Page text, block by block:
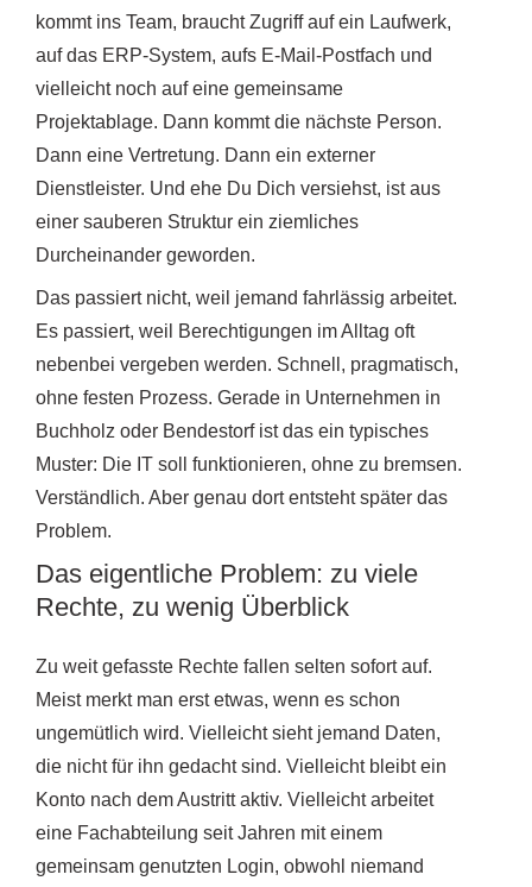
kommt ins Team, braucht Zugriff auf ein Laufwerk,
auf das ERP-System, aufs E-Mail-Postfach und
vielleicht noch auf eine gemeinsame
Projektablage. Dann kommt die nächste Person.
Dann eine Vertretung. Dann ein externer
Dienstleister. Und ehe Du Dich versiehst, ist aus
einer sauberen Struktur ein ziemliches
Durcheinander geworden.
Das passiert nicht, weil jemand fahrlässig arbeitet.
Es passiert, weil Berechtigungen im Alltag oft
nebenbei vergeben werden. Schnell, pragmatisch,
ohne festen Prozess. Gerade in Unternehmen in
Buchholz oder Bendestorf ist das ein typisches
Muster: Die IT soll funktionieren, ohne zu bremsen.
Verständlich. Aber genau dort entsteht später das
Problem.
Das eigentliche Problem: zu viele
Rechte, zu wenig Überblick
Zu weit gefasste Rechte fallen selten sofort auf.
Meist merkt man erst etwas, wenn es schon
ungemütlich wird. Vielleicht sieht jemand Daten,
die nicht für ihn gedacht sind. Vielleicht bleibt ein
Konto nach dem Austritt aktiv. Vielleicht arbeitet
eine Fachabteilung seit Jahren mit einem
gemeinsam genutzten Login, obwohl niemand